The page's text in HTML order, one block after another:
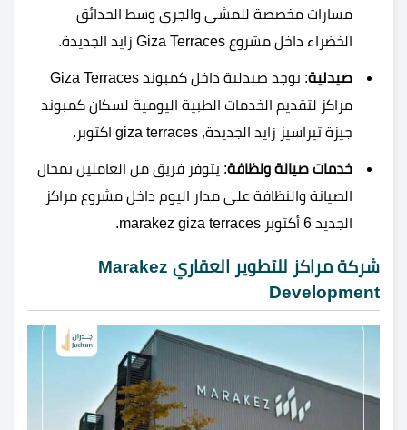
مسارات مخصصة للمشي والجري وسط الحدائق
الخضراء داخل مشروع Giza Terraces زايد الجديدة.
صيدلية
: يوجد صيدلية داخل كمبوند Giza Terraces
مراكز لتقديم الخدمات الطبية اليومية لسكان كمبوند
جيزة تيراسيز زايد الجديدة، giza terraces اكتوبر.
خدمات صيانة ونظافة: يتوفر فريق من العاملين بمجال
الصيانة والنظافة على مدار اليوم داخل مشروع مراكز
الجديد 6 أكتوبر marakez giza terraces.
شركة مراكز للتطوير العقاري Marakez
Development